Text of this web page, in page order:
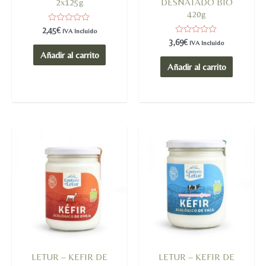
2x125g
Valorado
en
0
de
5
2,45€ IVA Incluido
Añadir al carrito
DESNATADO BIO
420g
Valorado
en
0
de
5
3,69€ IVA Incluido
Añadir al carrito
LETUR – KEFIR DE
LETUR – KEFIR DE